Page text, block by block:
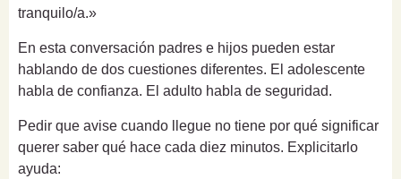
tranquilo/a.»
En esta conversación padres e hijos pueden estar
hablando de dos cuestiones diferentes. El adolescente
habla de confianza. El adulto habla de seguridad.
Pedir que avise cuando llegue no tiene por qué significar
querer saber qué hace cada diez minutos. Explicitarlo
ayuda: